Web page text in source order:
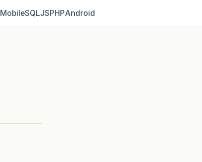
MobileSQLJSPHPAndroid